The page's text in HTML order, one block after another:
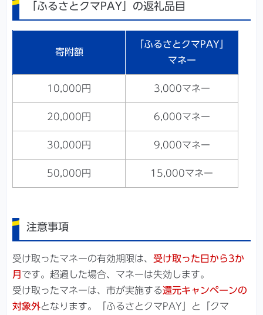
「ふるさとクマPAY」の返礼品目
寄附額
「ふるさとクマPAY」
マネー
10,000円 3,000マネー
20,000円 6,000マネー
30,000円 9,000マネー
50,000円 15,000マネー
注意事項
受け取ったマネーの有効期限は、 受け取った日から3か
月 です。超過した場合、マネーは失効します。
受け取ったマネーは、市が実施する還元キャンペーンの
対象外となります。「ふるさとクマPAY」と「クマ